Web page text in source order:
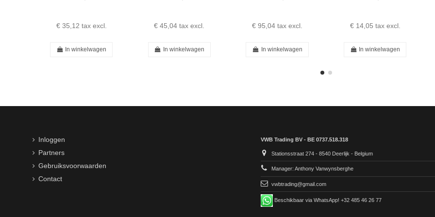
€ 35,12 tax excl.
In winkelwagen
€ 45,04 tax excl.
In winkelwagen
€ 95,04 tax excl.
In winkelwagen
€ 14,05 tax excl.
In winkelwagen
Inloggen
Partners
Gebruiksvoorwaarden
Contact
VWB Trading BV - BE 0737.518.318
Stationsstraat 274 - 8540 Deerlijk - Belgium
Manager: Anthony Vanwynsberghe
vwbtrading@gmail.com
Beschikbaar via WhatsApp! +32 485 46 26 77